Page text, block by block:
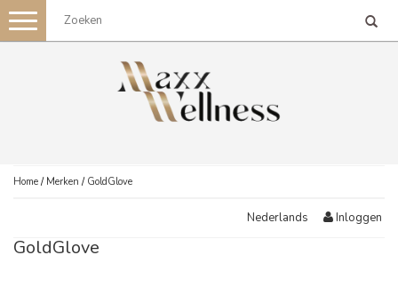
Toggle
navigation
Home / Merken / GoldGlove
Nederlands Inloggen
GoldGlove